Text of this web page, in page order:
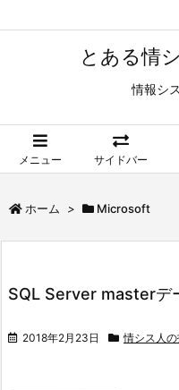
とある情
情報シ
メニュー サイドバー
ホーム > Microsoft
SQL Server masterデ
2018年2月23日 情シス人